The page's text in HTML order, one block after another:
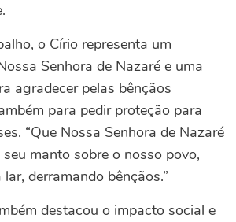
o Círio representa um
Senhora de Nazaré e uma
agradecer pelas bênçãos
para pedir proteção para
“Que Nossa Senhora de Nazaré
manto sobre o nosso povo,
derramando bênçãos.”
destacou o impacto social e